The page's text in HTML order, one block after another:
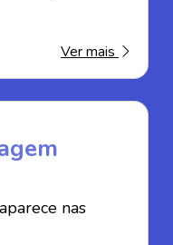
Ver mais
nas